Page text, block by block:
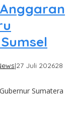
|27 Juli 202628
Sumatera